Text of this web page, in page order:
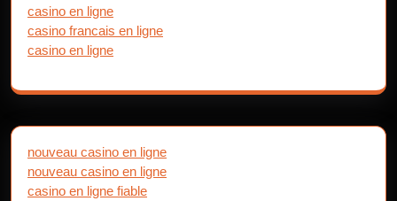
casino en ligne
casino francais en ligne
casino en ligne
nouveau casino en ligne
nouveau casino en ligne
casino en ligne fiable